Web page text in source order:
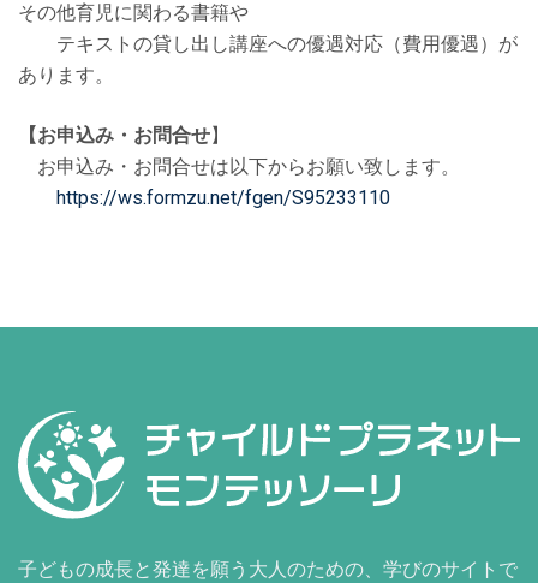
その他育児に関わる書籍や
テキストの貸し出し講座への優遇対応（費⽤優遇）が
あります。
【お申込み・お問合せ】
お申込み・お問合せは以下からお願い致します。
https://ws.formzu.net/fgen/S95233110
子どもの成長と発達を願う大人のための、学びのサイトで